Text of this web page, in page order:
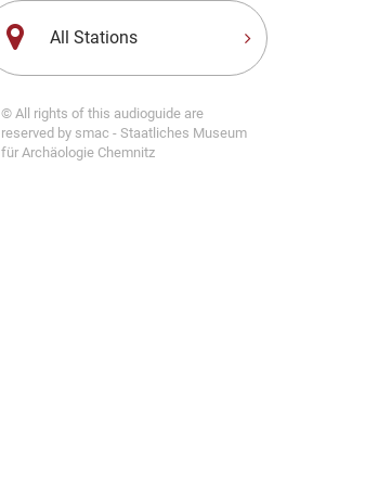
All Stations
© All rights of this audioguide are
reserved by smac - Staatliches Museum
für Archäologie Chemnitz